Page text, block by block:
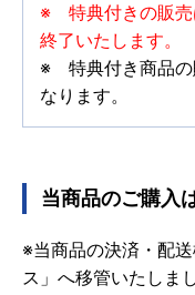
※ 特典付きの販売
終了いたします。
※ 特典付き商品の
なります。
当商品のご購入
※当商品の決済・配
ス」へ移管いたしまし